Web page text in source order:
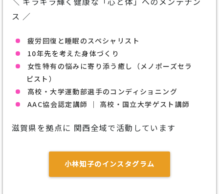
ス ／
疲労回復と睡眠のスペシャリスト
10年先を考えた身体づくり
女性特有の悩みに寄り添う癒し（メノポーズセラ
ピスト）
高校・大学運動部選手のコンディショニング
AAC協会認定講師 ｜ 高校・国立大学ゲスト講師
滋賀県を拠点に 関西全域で活動しています
小林知子のインスタグラム